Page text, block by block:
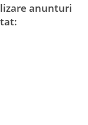
anunturi